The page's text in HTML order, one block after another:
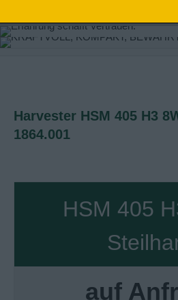
Harvester HSM 405 H3
1864.001
HSM 405
auf